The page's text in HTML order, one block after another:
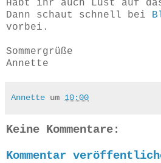
Habt ihr auch Lust auf das
Dann schaut schnell bei
vorbei.
Sommergrüße
Annette
Annette um 10:00
Keine Kommentare:
Kommentar